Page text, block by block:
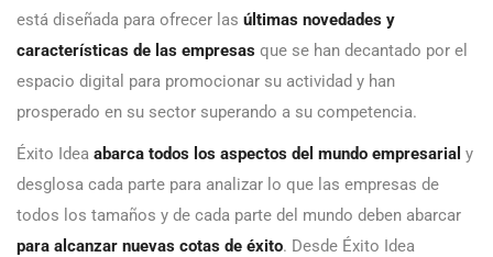
está diseñada para ofrecer las últimas novedades y
características de las empresas que se han decantado por el
espacio digital para promocionar su actividad y han
prosperado en su sector superando a su competencia.
Éxito Idea abarca todos los aspectos del mundo empresarial y
desglosa cada parte para analizar lo que las empresas de
todos los tamaños y de cada parte del mundo deben abarcar
para alcanzar nuevas cotas de éxito. Desde Éxito Idea